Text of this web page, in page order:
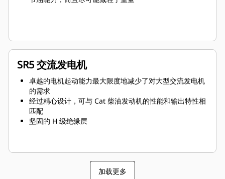
SR5 交流发电机
卓越的电机起动能力最大限度地减少了对大型交流发电机
的需求
经过精心设计，可与 Cat 柴油发动机的性能和输出特性相
匹配
坚固的 H 级绝缘层
加载更多